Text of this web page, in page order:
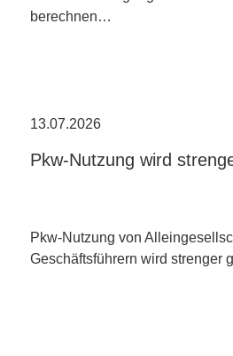
berechnen…
13.07.2026
Pkw-Nutzung wird
Pkw-Nutzung von
Geschäftsführern wird strenger